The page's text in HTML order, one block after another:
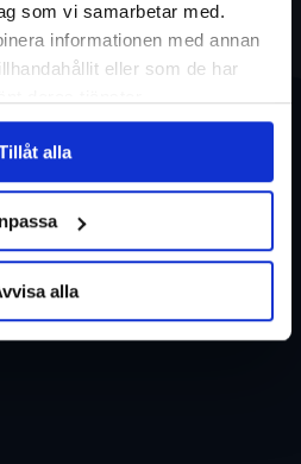
som vi samarbetar med.
informationen med annan
eller som de har
alla
alla
Boka och res tryggt med
EverTrek
Grupp & Konferens
Kontakta oss